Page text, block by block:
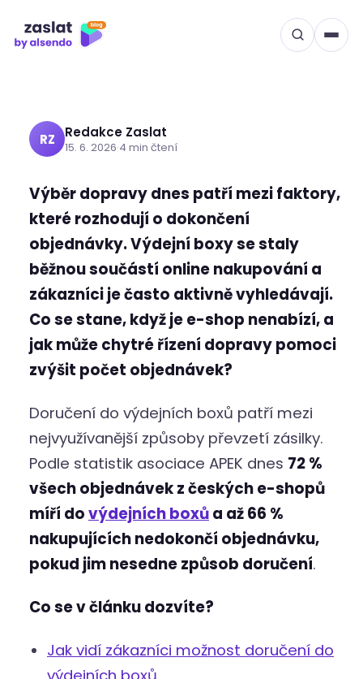
obsah
Výdejní boxy prodávají:
Proč rozhodují o dokončení
objednávky
RZ Redakce Zaslat
15. 6. 2026·4 min čtení
Výběr dopravy dnes patří mezi faktory,
které rozhodují o dokončení
objednávky. Výdejní boxy se staly
běžnou součástí online nakupování a
zákazníci je často aktivně vyhledávají.
Co se stane, když je e-shop nenabízí, a
jak může chytré řízení dopravy pomoci
zvýšit počet objednávek?
Doručení do výdejních boxů patří mezi
nejvyužívanější způsoby převzetí zásilky.
Podle statistik asociace APEK dnes 72 %
všech objednávek z českých e-shopů
míří do výdejních boxů a až 66 %
nakupujících nedokončí objednávku,
pokud jim nesedne způsob doručení.
Co se v článku dozvíte?
Jak vidí zákazníci možnost doručení do